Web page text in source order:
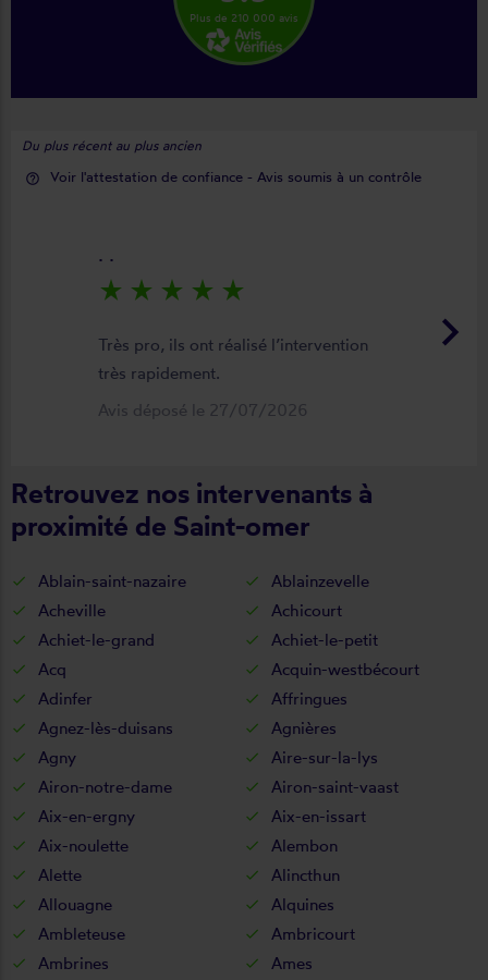
Plus de 210 000 avis
Du plus récent au plus ancien
help_outline Voir l'attestation de confiance - Avis soumis à un contrôle
keyboard_arrow_right
. .
star_rate star_rate star_rate star_rate star_rate
Très pro, ils ont réalisé l’intervention
très rapidement.
Avis déposé le 27/07/2026
Retrouvez nos intervenants à
proximité de Saint-omer
Ablain-saint-nazaire
Ablainzevelle
Acheville
Achicourt
Achiet-le-grand
Achiet-le-petit
Acq
Acquin-westbécourt
Adinfer
Affringues
Agnez-lès-duisans
Agnières
Agny
Aire-sur-la-lys
Airon-notre-dame
Airon-saint-vaast
Aix-en-ergny
Aix-en-issart
Aix-noulette
Alembon
Alette
Alincthun
Allouagne
Alquines
Ambleteuse
Ambricourt
Ambrines
Ames